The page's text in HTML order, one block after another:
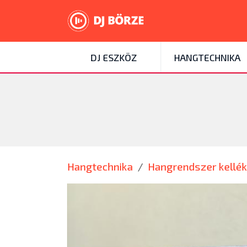
DJ ESZKÖZ HANGTECHNIKA
Hangtechnika Hangrendszer kellék